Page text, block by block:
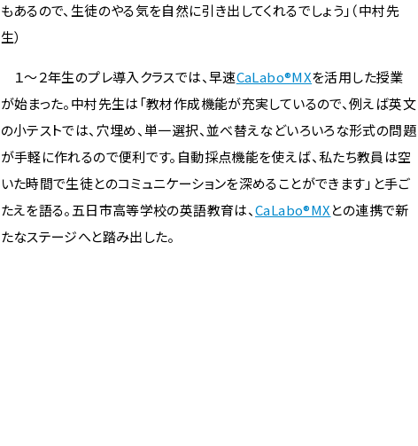
もあるので、生徒のやる気を自然に引き出してくれるでしょう」（中村先
生）
１～２年生のプレ導入クラスでは、早速CaLabo®MXを活用した授業
が始まった。中村先生は「教材作成機能が充実しているので、例えば英文
の小テストでは、穴埋め、単一選択、並べ替えなどいろいろな形式の問題
が手軽に作れるので便利です。自動採点機能を使えば、私たち教員は空
いた時間で生徒とのコミュニケーションを深めることができます」と手ご
たえを語る。五日市高等学校の英語教育は、CaLabo®MXとの連携で新
たなステージへと踏み出した。